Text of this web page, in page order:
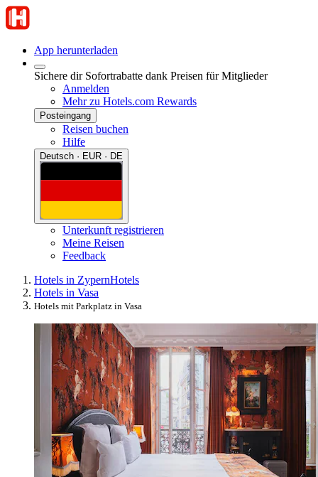
App herunterladen
Sichere dir Sofortrabatte dank Preisen für Mitglieder
Anmelden
Mehr zu Hotels.com Rewards
Posteingang
Reisen buchen
Hilfe
Deutsch · EUR · DE
Unterkunft registrieren
Meine Reisen
Feedback
Hotels in ZypernHotels
Hotels in Vasa
Hotels mit Parkplatz in Vasa